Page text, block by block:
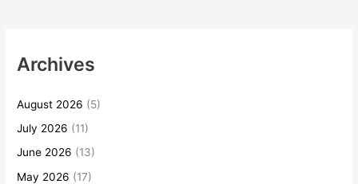
Archives
August 2026 (5)
July 2026 (11)
June 2026 (13)
May 2026 (17)